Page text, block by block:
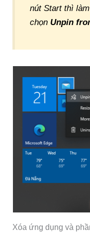
nút Start thì
chọn Unpin
Xóa ứng dụng và